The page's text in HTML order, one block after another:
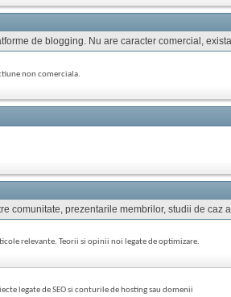
de blogging. Nu are caracter comercial,
non comerciala.
comunitate, prezentarile membrilor, studii de caz
relevante. Teorii si opinii noi legate de optimizare.
legate de SEO si conturile de hosting sau domenii